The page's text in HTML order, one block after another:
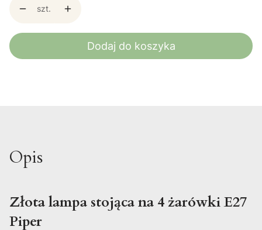
szt.
Dodaj do koszyka
Opis
Złota lampa stojąca na 4 żarówki E27
Piper